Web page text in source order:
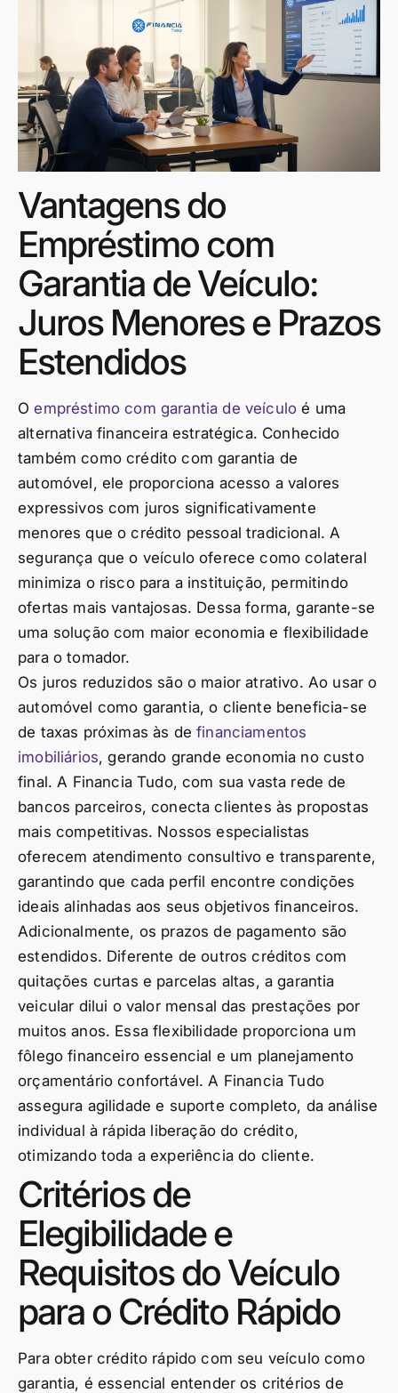
Vantagens do
Empréstimo com
Garantia de Veículo:
Juros Menores e Prazos
Estendidos
Oempréstimo com garantia de veículo é uma
alternativa financeira estratégica. Conhecido
também como crédito com garantia de
automóvel, ele proporciona acesso a valores
expressivos com juros significativamente
menores que o crédito pessoal tradicional. A
segurança que o veículo oferece como colateral
minimiza o risco para a instituição, permitindo
ofertas mais vantajosas. Dessa forma, garante-se
uma solução com maior economia e flexibilidade
para o tomador.
Os juros reduzidos são o maior atrativo. Ao usar o
automóvel como garantia, o cliente beneficia-se
de taxas próximas às definanciamentos
imobiliários, gerando grande economia no custo
final. A Financia Tudo, com sua vasta rede de
bancos parceiros, conecta clientes às propostas
mais competitivas. Nossos especialistas
oferecem atendimento consultivo e transparente,
garantindo que cada perfil encontre condições
ideais alinhadas aos seus objetivos financeiros.
Adicionalmente, os prazos de pagamento são
estendidos. Diferente de outros créditos com
quitações curtas e parcelas altas, a garantia
veicular dilui o valor mensal das prestações por
muitos anos. Essa flexibilidade proporciona um
fôlego financeiro essencial e um planejamento
orçamentário confortável. A Financia Tudo
assegura agilidade e suporte completo, da análise
individual à rápida liberação do crédito,
otimizando toda a experiência do cliente.
Critérios de
Elegibilidade e
Requisitos do Veículo
para o Crédito Rápido
Para obter crédito rápido com seu veículo como
garantia, é essencial entender os critérios de